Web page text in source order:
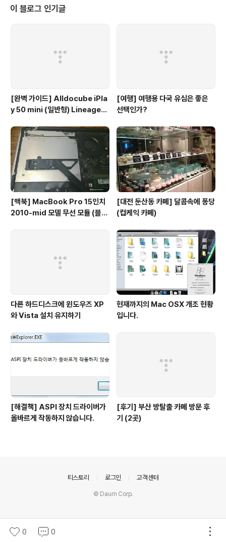
이 블로그 인기글
[완벽 가이드] Alldocube iPla
y 50 mini (일반형) LineageO
정리
[여행] 여행용 다국 유심은 좋은
선택인가?
[맥북] MacBook Pro 15인치
2010-mid 모델 무선 모듈 (블루
[대전 둔산동 카페] 달콤속에 퐁당
(컵케익 카페)
다른 하드디스크에 윈도우즈 XP
와 Vista 설치 유지하기
현재까지의 Mac OSX 개조 현황
입니다.
[해결책] ASPI 장치 드라이버가
올바르게 작동하지 않습니다.
[후기] 부산 방탈출 카페 방문 후
기 (2곳)
0 0
티스토리 로그인 고객센터
© Daum Corp.